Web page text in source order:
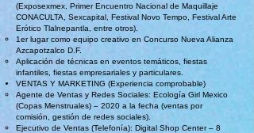
(Exposexmex, Primer Encuentro Nacional de Maquillaje
CONACULTA, Sexcapital, Festival Novo Tempo, Festival Arte
Erótico Tlalnepantla, entre otros).
1er lugar como equipo creativo en Concurso Nueva Alianza
Azcapotzalco D.F.
Aplicación de técnicas en eventos temáticos, fiestas
infantiles, fiestas empresariales y particulares.
VENTAS Y MARKETING (Experiencia comprobable)
Agente de Ventas y Redes Sociales: Ecología Girl Mexico
(Copas Menstruales) – 2020 a la fecha (ventas por
comisión, gestión de redes sociales).
Ejecutivo de Ventas (Telefonía): Digital Shop Center – 8